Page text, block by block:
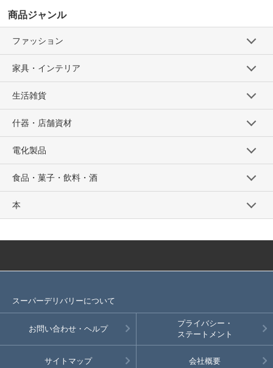
商品ジャンル
ファッション
家具・インテリア
生活雑貨
什器・店舗資材
電化製品
食品・菓子・飲料・酒
本
スーパーデリバリーについて
お問い合わせ・ヘルプ
プライバシー・
ステートメント
サイトマップ 会社概要